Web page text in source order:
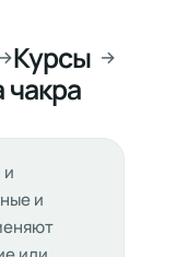
→Курсы →
и